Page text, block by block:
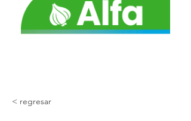
< regresar